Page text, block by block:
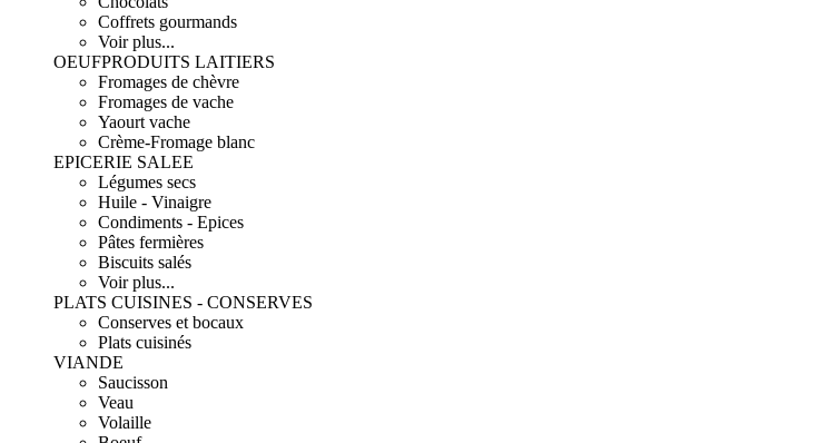
Coffrets gourmands
Voir plus...
OEUFPRODUITS LAITIERS
Fromages de chèvre
Fromages de vache
Yaourt vache
Crème-Fromage blanc
EPICERIE SALEE
Légumes secs
Huile - Vinaigre
Condiments - Epices
Pâtes fermières
Biscuits salés
Voir plus...
PLATS CUISINES - CONSERVES
Conserves et bocaux
Plats cuisinés
VIANDE
Saucisson
Veau
Volaille